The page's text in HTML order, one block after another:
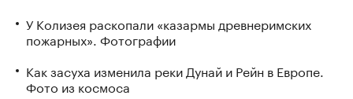
У Колизея раскопали «казармы древнеримских
пожарных». Фотографии
Как засуха изменила реки Дунай и Рейн в Европе.
Фото из космоса